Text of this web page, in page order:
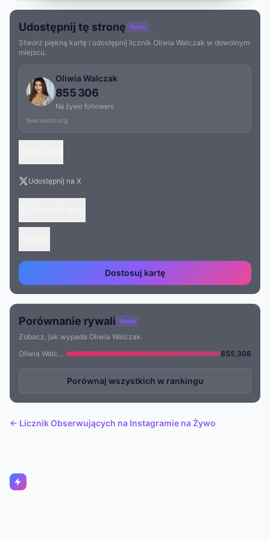
Udostępnij tę stronę Nowe
Stwórz piękną kartę i udostępnij licznik Oliwia Walczak w dowolnym
miejscu.
Oliwia Walczak
855 306
Na żywo followers
livecounts.org
Udostępnij na X
Dostosuj kartę
Porównanie rywali Nowe
Zobacz, jak wypada Oliwia Walczak.
Oliwia Walczak
855,306
Porównaj wszystkich w rankingu
← Licznik Obserwujących na Instagramie na Żywo